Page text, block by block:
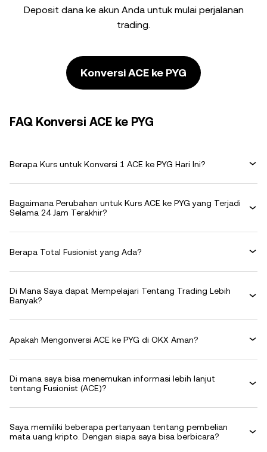
Deposit dana ke akun Anda untuk mulai perjalanan
trading.
Konversi ACE ke PYG
FAQ Konversi ACE ke PYG
Berapa Kurs untuk Konversi 1 ACE ke PYG Hari Ini?
Bagaimana Perubahan untuk Kurs ACE ke PYG yang Terjadi
Selama 24 Jam Terakhir?
Berapa Total Fusionist yang Ada?
Di Mana Saya dapat Mempelajari Tentang Trading Lebih
Banyak?
Apakah Mengonversi ACE ke PYG di OKX Aman?
Di mana saya bisa menemukan informasi lebih lanjut
tentang Fusionist (ACE)?
Saya memiliki beberapa pertanyaan tentang pembelian
mata uang kripto. Dengan siapa saya bisa berbicara?